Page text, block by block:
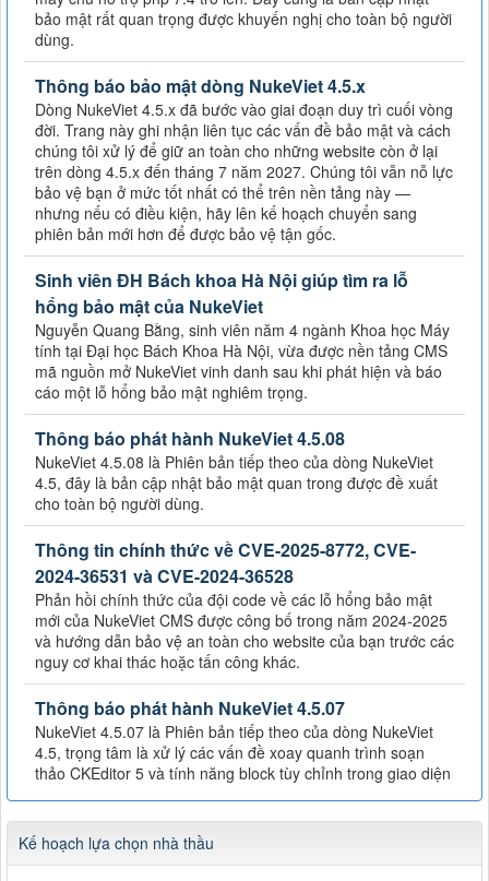
bảo mật rất quan trọng được khuyến nghị cho toàn bộ người
dùng.
Thông báo bảo mật dòng NukeViet 4.5.x
Dòng NukeViet 4.5.x đã bước vào giai đoạn duy trì cuối vòng
đời. Trang này ghi nhận liên tục các vấn đề bảo mật và cách
chúng tôi xử lý để giữ an toàn cho những website còn ở lại
trên dòng 4.5.x đến tháng 7 năm 2027. Chúng tôi vẫn nỗ lực
bảo vệ bạn ở mức tốt nhất có thể trên nền tảng này —
nhưng nếu có điều kiện, hãy lên kế hoạch chuyển sang
phiên bản mới hơn để được bảo vệ tận gốc.
Sinh viên ĐH Bách khoa Hà Nội giúp tìm ra lỗ
hổng bảo mật của NukeViet
Nguyễn Quang Bằng, sinh viên năm 4 ngành Khoa học Máy
tính tại Đại học Bách Khoa Hà Nội, vừa được nền tảng CMS
mã nguồn mở NukeViet vinh danh sau khi phát hiện và báo
cáo một lỗ hổng bảo mật nghiêm trọng.
Thông báo phát hành NukeViet 4.5.08
NukeViet 4.5.08 là Phiên bản tiếp theo của dòng NukeViet
4.5, đây là bản cập nhật bảo mật quan trong được đề xuất
cho toàn bộ người dùng.
Thông tin chính thức về CVE-2025-8772, CVE-
2024-36531 và CVE-2024-36528
Phản hồi chính thức của đội code về các lỗ hổng bảo mật
mới của NukeViet CMS được công bố trong năm 2024-2025
và hướng dẫn bảo vệ an toàn cho website của bạn trước các
nguy cơ khai thác hoặc tấn công khác.
Thông báo phát hành NukeViet 4.5.07
NukeViet 4.5.07 là Phiên bản tiếp theo của dòng NukeViet
4.5, trọng tâm là xử lý các vấn đề xoay quanh trình soạn
thảo CKEditor 5 và tính năng block tùy chỉnh trong giao diện
Kế hoạch lựa chọn nhà thầu